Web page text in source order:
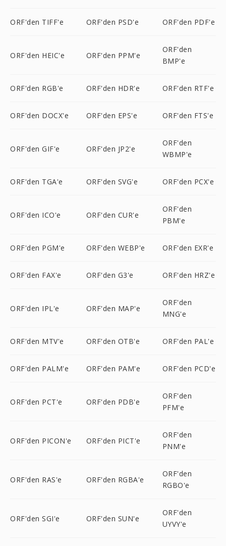
ORF'den TIFF'e ORF'den PSD'e ORF'den PDF'e
ORF'den HEIC'e ORF'den PPM'e
ORF'den
BMP'e
ORF'den RGB'e ORF'den HDR'e ORF'den RTF'e
ORF'den DOCX'e ORF'den EPS'e ORF'den FTS'e
ORF'den GIF'e ORF'den JP2'e
ORF'den
WBMP'e
ORF'den TGA'e ORF'den SVG'e ORF'den PCX'e
ORF'den ICO'e ORF'den CUR'e
ORF'den
PBM'e
ORF'den PGM'e ORF'den WEBP'e ORF'den EXR'e
ORF'den FAX'e ORF'den G3'e ORF'den HRZ'e
ORF'den IPL'e ORF'den MAP'e
ORF'den
MNG'e
ORF'den MTV'e ORF'den OTB'e ORF'den PAL'e
ORF'den PALM'e ORF'den PAM'e ORF'den PCD'e
ORF'den PCT'e ORF'den PDB'e
ORF'den
PFM'e
ORF'den PICON'e ORF'den PICT'e
ORF'den
PNM'e
ORF'den RAS'e ORF'den RGBA'e
ORF'den
RGBO'e
ORF'den SGI'e ORF'den SUN'e
ORF'den
UYVY'e